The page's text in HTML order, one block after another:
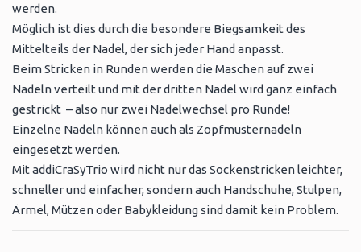
werden.
Möglich ist dies durch die besondere Biegsamkeit des
Mittelteils der Nadel, der sich jeder Hand anpasst.
Beim Stricken in Runden werden die Maschen auf zwei
Nadeln verteilt und mit der dritten Nadel wird ganz einfach
gestrickt – also nur zwei Nadelwechsel pro Runde!
Einzelne Nadeln können auch als Zopfmusternadeln
eingesetzt werden.
Mit addiCraSyTrio wird nicht nur das Sockenstricken leichter,
schneller und einfacher, sondern auch Handschuhe, Stulpen,
Ärmel, Mützen oder Babykleidung sind damit kein Problem.